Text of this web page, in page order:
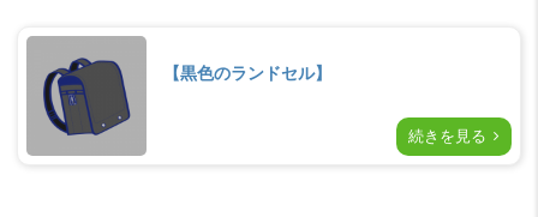
【黒色のランドセル】
続きを見る